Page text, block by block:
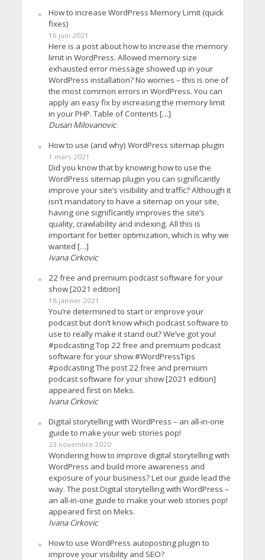
How to increase WordPress Memory Limit (quick
fixes)
16 juin 2021
Here is a post about how to increase the memory
limit in WordPress. Allowed memory size
exhausted error message showed up in your
WordPress installation? No worries – this is one of
the most common errors in WordPress. You can
apply an easy fix by increasing the memory limit
in your PHP. Table of Contents […]
Dusan Milovanovic
How to use (and why) WordPress sitemap plugin
1 mars 2021
Did you know that by knowing how to use the
WordPress sitemap plugin you can significantly
improve your site’s visibility and traffic? Although it
isn’t mandatory to have a sitemap on your site,
having one significantly improves the site’s
quality, crawlability and indexing. All this is
important for better optimization, which is why we
wanted […]
Ivana Cirkovic
22 free and premium podcast software for your
show [2021 edition]
18 janvier 2021
You’re determined to start or improve your
podcast but don’t know which podcast software to
use to really make it stand out? We’ve got you!
#podcasting Top 22 free and premium podcast
software for your show #WordPressTips
#podcasting The post 22 free and premium
podcast software for your show [2021 edition]
appeared first on Meks.
Ivana Cirkovic
Digital storytelling with WordPress – an all-in-one
guide to make your web stories pop!
23 novembre 2020
Wondering how to improve digital storytelling with
WordPress and build more awareness and
exposure of your business? Let our guide lead the
way. The post Digital storytelling with WordPress –
an all-in-one guide to make your web stories pop!
appeared first on Meks.
Ivana Cirkovic
How to use WordPress autoposting plugin to
improve your visibility and SEO?